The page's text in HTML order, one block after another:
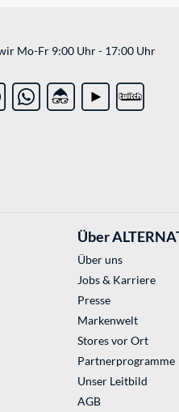
Mo-Fr 9:00 Uhr - 17:00 Uhr
Über
Über uns
Jobs & Karriere
Presse
Markenwelt
Stores vor Ort
Partnerprogramme
Unser Leitbild
AGB